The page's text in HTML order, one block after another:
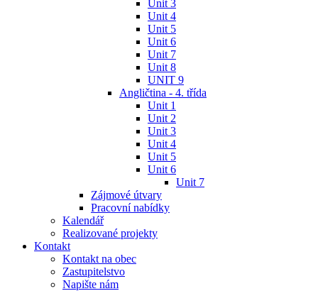
Unit 3
Unit 4
Unit 5
Unit 6
Unit 7
Unit 8
UNIT 9
Angličtina - 4. třída
Unit 1
Unit 2
Unit 3
Unit 4
Unit 5
Unit 6
Unit 7
Zájmové útvary
Pracovní nabídky
Kalendář
Realizované projekty
Kontakt
Kontakt na obec
Zastupitelstvo
Napište nám